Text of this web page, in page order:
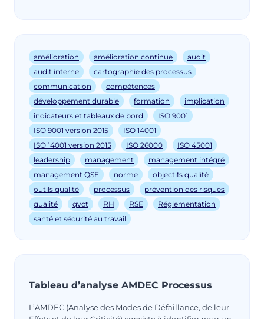
amélioration amélioration continue
audit
audit interne
cartographie des processus
communication
compétences
développement durable
formation
implication
indicateurs et tableaux de bord
ISO 9001
ISO 9001 version 2015
ISO 14001
ISO 14001 version 2015
ISO 26000
ISO 45001
leadership
management
management intégré
management QSE
norme
objectifs qualité
outils qualité
processus
prévention des risques
qualité
qvct RH RSE
Réglementation
santé et sécurité au travail
Tableau d’analyse AMDEC Processus
L’AMDEC (Analyse des Modes de Défaillance, de leur